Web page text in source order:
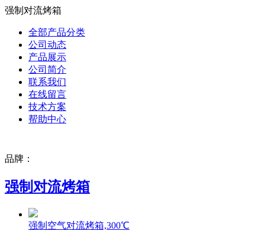
强制对流烤箱
全部产品分类
公司动态
产品展示
公司简介
联系我们
在线留言
技术方案
帮助中心
品牌：
强制对流烤箱
强制空气对流烤箱,300℃